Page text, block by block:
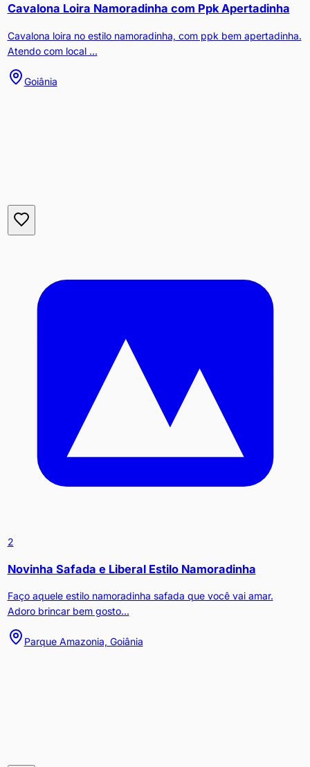
Cavalona Loira Namoradinha com Ppk Apertadinha
Cavalona loira no estilo namoradinha, com ppk bem apertadinha.
Atendo com local ...
Goiânia
2
Novinha Safada e Liberal Estilo Namoradinha
Faço aquele estilo namoradinha safada que você vai amar.
Adoro brincar bem gosto...
Parque Amazonia, Goiânia